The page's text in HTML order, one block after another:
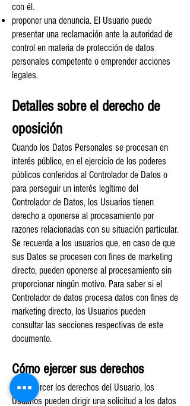
con él.
proponer una denuncia. El Usuario puede
presentar una reclamación ante la autoridad de
control en materia de protección de datos
personales competente o emprender acciones
legales.
Detalles sobre el derecho de
oposición
Cuando los Datos Personales se procesan en
interés público, en el ejercicio de los poderes
públicos conferidos al Controlador de Datos o
para perseguir un interés legítimo del
Controlador de Datos, los Usuarios tienen
derecho a oponerse al procesamiento por
razones relacionadas con su situación particular.
Se recuerda a los usuarios que, en caso de que
sus Datos se procesen con fines de marketing
directo, pueden oponerse al procesamiento sin
proporcionar ningún motivo. Para saber si el
Controlador de datos procesa datos con fines de
marketing directo, los Usuarios pueden
consultar las secciones respectivas de este
documento.
Cómo ejercer sus derechos
Para ejercer los derechos del Usuario, los
Usuarios pueden dirigir una solicitud a los datos